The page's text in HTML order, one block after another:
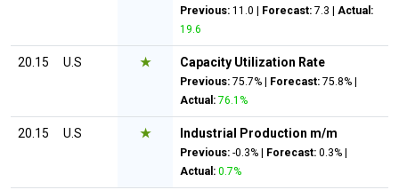
Previous: 11.0 | Forecast: 7.3 | Actual:
19.6
20.15 U.S ★ Capacity Utilization Rate
Previous: 75.7% | Forecast: 75.8% |
Actual: 76.1%
20.15 U.S ★ Industrial Production m/m
Previous: -0.3% | Forecast: 0.3% |
Actual: 0.7%